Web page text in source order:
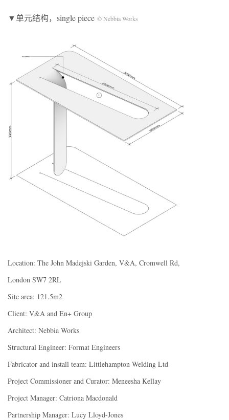
▼单元结构，single piece © Nebbia Works
Location: The John Madejski Garden, V&A, Cromwell Rd,
London SW7 2RL
Site area: 121.5m2
Client: V&A and En+ Group
Architect: Nebbia Works
Structural Engineer: Format Engineers
Fabricator and install team: Littlehampton Welding Ltd
Project Commissioner and Curator: Meneesha Kellay
Project Manager: Catriona Macdonald
Partnership Manager: Lucy Lloyd-Jones